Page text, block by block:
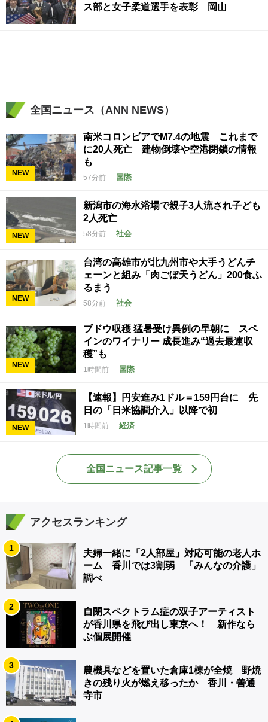
ス部と女子柔道選手を表彰 岡山
全国ニュース（ANN NEWS）
NEW
南米コロンビアでM7.4の地震 これまで
に20人死亡 建物倒壊や空港閉鎖の情報
も
57分前 国際
NEW
新潟市の海水浴場で親子3人流され子ども
2人死亡
58分前 社会
NEW
台湾の高雄市が北九州市や大手うどんチ
ェーンと組み「肉ごぼ天うどん」200食ふ
るまう
58分前 社会
NEW
ブドウ収穫 猛暑受け異例の早朝に スペ
インのワイナリー 成長進み“過去最速収
穫”も
1時間前 国際
NEW
【速報】円安進み1ドル＝159円台に 先
日の「日米協調介入」以降で初
1時間前 経済
全国ニュース記事一覧
アクセスランキング
1
夫婦一緒に「2人部屋」対応可能の老人ホ
ーム 香川では3割弱 「みんなの介護」
調べ
2
自閉スペクトラム症の双子アーティスト
が香川県を飛び出し東京へ！ 新作なら
ぶ個展開催
3
農機具などを置いた倉庫1棟が全焼 野焼
きの残り火が燃え移ったか 香川・善通
寺市